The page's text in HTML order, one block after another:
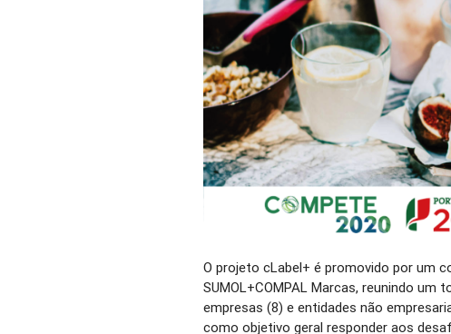
O projeto cLabel+ é promovido por um
SUMOL+COMPAL Marcas, reunindo um
empresas (8) e entidades não
como objetivo geral responder aos